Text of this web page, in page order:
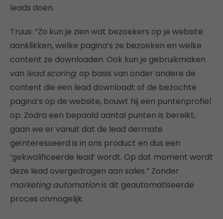
leads doen.
Truus: “Zo kun je zien wat bezoekers op je website
aanklikken, welke pagina’s ze bezoeken en welke
content ze downloaden. Ook kun je gebruikmaken
van lead scoring: op basis van onder andere de
content die een lead downloadt of de bezochte
pagina’s op de website, bouwt hij een puntenprofiel
op. Zodra een bepaald aantal punten is bereikt,
gaan we er vanuit dat de lead dermate
geïnteresseerd is in ons product en dus een
‘gekwalificeerde lead’ wordt. Op dat moment wordt
deze lead overgedragen aan sales.” Zonder
marketing automationis dit geautomatiseerde
proces onmogelijk.